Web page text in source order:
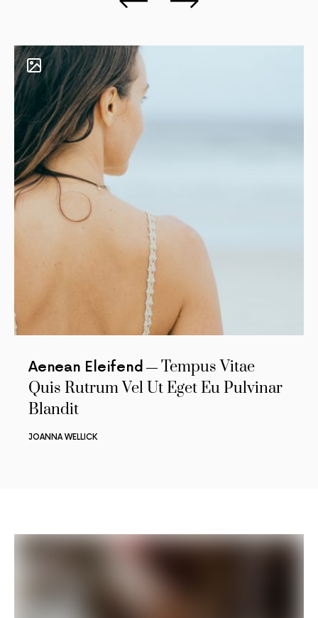
Aenean Eleifend
Tempus Vitae
Quis Rutrum Vel Ut Eget Eu Pulvinar
Blandit
JOANNA WELLICK